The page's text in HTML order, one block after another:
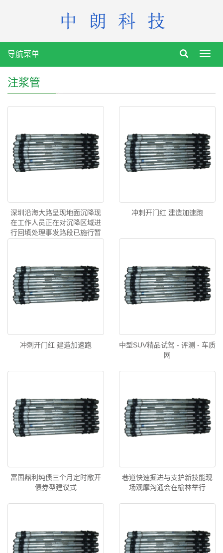
导航菜单
注浆管
深圳沿海大路呈现地面沉降现
在工作人员正在对沉降区域进
行回填处理事发路段已施行暂
冲刺开门红 建造加速跑
冲刺开门红 建造加速跑
中型SUV精品试驾 - 评测 - 车质
网
富国鼎利纯债三个月定时敞开
债券型建议式
巷道快速掘进与支护新技能现
场观摩沟通会在榆林举行